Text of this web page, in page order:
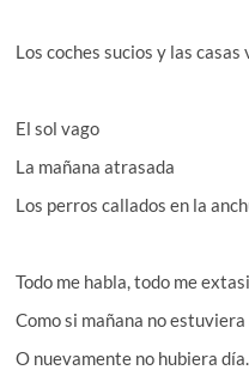
Los coches sucios y las casas
El sol vago
La mañana atrasada
Los perros callados en la
Todo me habla, todo me
Como si mañana no
O nuevamente no hubiera día.